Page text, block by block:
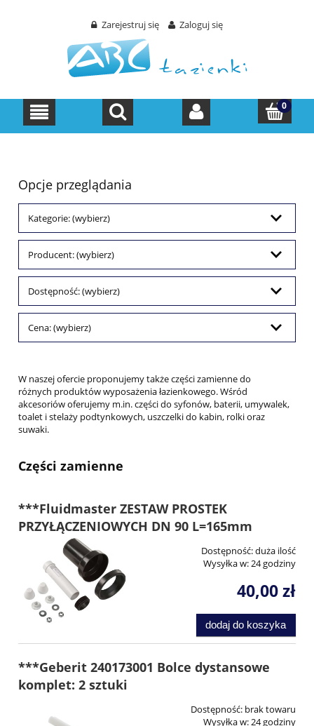
Zarejestruj się Zaloguj się
Opcje przeglądania
Kategorie: (wybierz)
Producent: (wybierz)
Dostępność: (wybierz)
Cena: (wybierz)
W naszej ofercie proponujemy także części zamienne do
różnych produktów wyposażenia łazienkowego. Wśród
akcesoriów oferujemy m.in. części do syfonów, baterii, umywalek,
toalet i stelaży podtynkowych, uszczelki do kabin, rolki oraz
suwaki.
Części zamienne
***Fluidmaster ZESTAW PROSTEK
PRZYŁĄCZENIOWYCH DN 90 L=165mm
Dostępność:duża ilość
Wysyłka w:24 godziny
40,00 zł
dodaj do koszyka
***Geberit 240173001 Bolce dystansowe
komplet: 2 sztuki
Dostępność: brak towaru
Wysyłka w:24 godziny